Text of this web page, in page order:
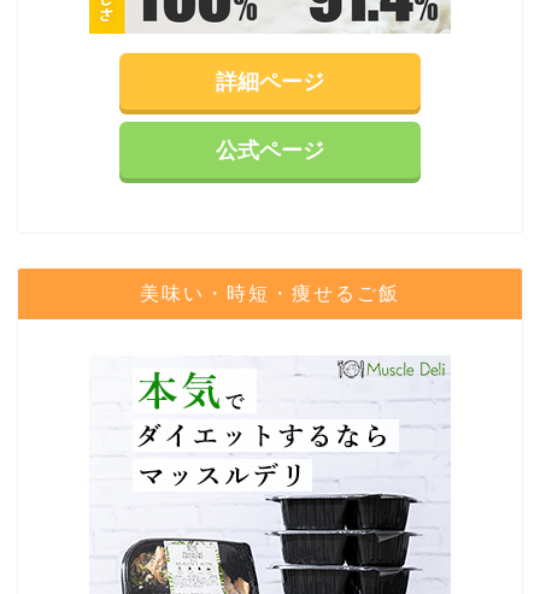
詳細ページ
公式ページ
美味い・時短・痩せるご飯